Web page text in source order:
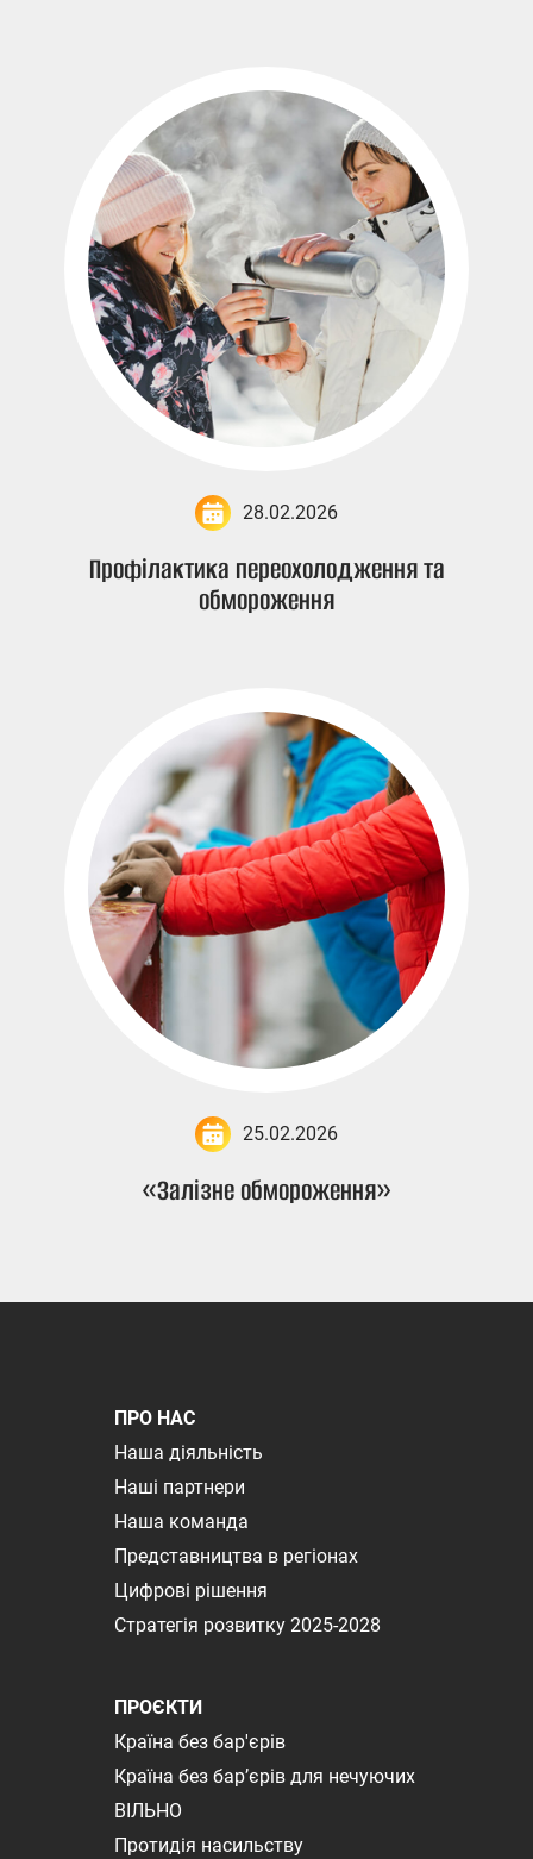
28.02.2026
Профілактика переохолодження та
обмороження
25.02.2026
«Залізне обмороження»
ПРО НАС
Наша діяльність
Наші партнери
Наша команда
Представництва в регіонах
Цифрові рішення
Стратегія розвитку 2025-2028
ПРОЄКТИ
Країна без бар'єрів
Країна без бар’єрів для нечуючих
ВІЛЬНО
Протидія насильству